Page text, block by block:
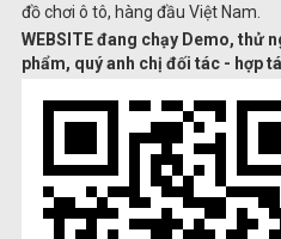
đồ chơi ô tô, hàng đầu Việt Nam.
WEBSITE đang chạy Demo, thử
phẩm, quý anh chị đối tác - hợp